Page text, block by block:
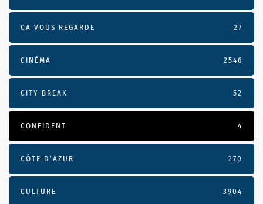
CA VOUS REGARDE 27
CINÉMA 2546
CITY-BREAK 52
CONFIDENT 4
CÔTE D’AZUR 270
CULTURE 3904